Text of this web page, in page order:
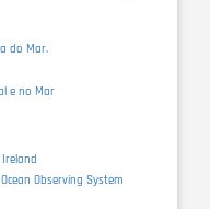
do Mar.
e no Mar
Ireland
Observing System